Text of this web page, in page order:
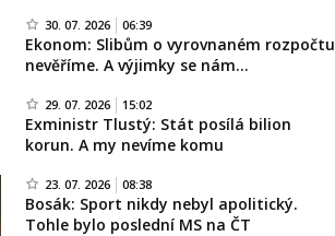
30. 07. 2026 06:39
Ekonom: Slibům o vyrovnaném rozpočtu
nevěříme. A výjimky se nám…
29. 07. 2026 15:02
Exministr Tlustý: Stát posílá bilion
korun. A my nevíme komu
23. 07. 2026 08:38
Bosák: Sport nikdy nebyl apolitický.
Tohle bylo poslední MS na ČT